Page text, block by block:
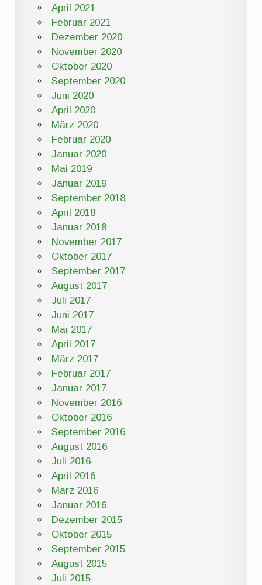
April 2021
Februar 2021
Dezember 2020
November 2020
Oktober 2020
September 2020
Juni 2020
April 2020
März 2020
Februar 2020
Januar 2020
Mai 2019
Januar 2019
September 2018
April 2018
Januar 2018
November 2017
Oktober 2017
September 2017
August 2017
Juli 2017
Juni 2017
Mai 2017
April 2017
März 2017
Februar 2017
Januar 2017
November 2016
Oktober 2016
September 2016
August 2016
Juli 2016
April 2016
März 2016
Januar 2016
Dezember 2015
Oktober 2015
September 2015
August 2015
Juli 2015